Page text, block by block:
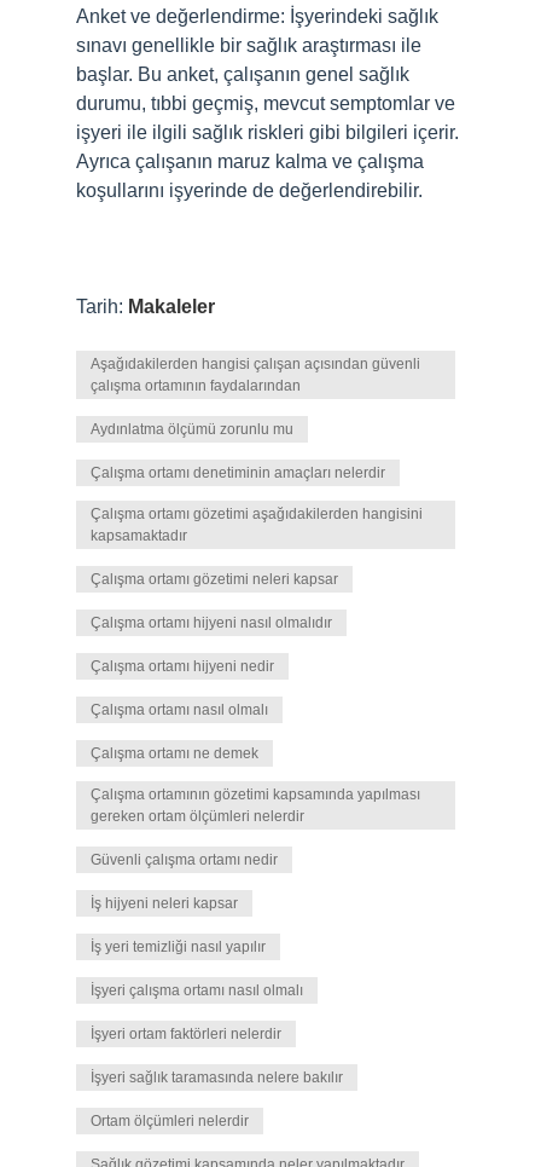
Anket ve değerlendirme: İşyerindeki sağlık
sınavı genellikle bir sağlık araştırması ile
başlar. Bu anket, çalışanın genel sağlık
durumu, tıbbi geçmiş, mevcut semptomlar ve
işyeri ile ilgili sağlık riskleri gibi bilgileri içerir.
Ayrıca çalışanın maruz kalma ve çalışma
koşullarını işyerinde de değerlendirebilir.
Tarih: Makaleler
Aşağıdakilerden hangisi çalışan açısından güvenli
çalışma ortamının faydalarından
Aydınlatma ölçümü zorunlu mu
Çalışma ortamı denetiminin amaçları nelerdir
Çalışma ortamı gözetimi aşağıdakilerden hangisini
kapsamaktadır
Çalışma ortamı gözetimi neleri kapsar
Çalışma ortamı hijyeni nasıl olmalıdır
Çalışma ortamı hijyeni nedir
Çalışma ortamı nasıl olmalı
Çalışma ortamı ne demek
Çalışma ortamının gözetimi kapsamında yapılması
gereken ortam ölçümleri nelerdir
Güvenli çalışma ortamı nedir
İş hijyeni neleri kapsar
İş yeri temizliği nasıl yapılır
İşyeri çalışma ortamı nasıl olmalı
İşyeri ortam faktörleri nelerdir
İşyeri sağlık taramasında nelere bakılır
Ortam ölçümleri nelerdir